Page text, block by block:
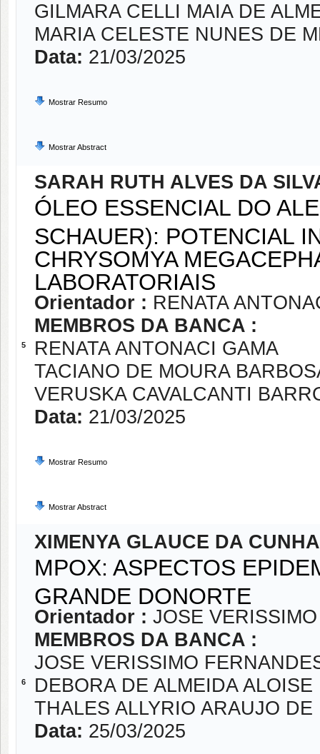
GILMARA CELLI MAIA DE
MARIA CELESTE NUNES DE
Data: 21/03/2025
Mostrar Resumo
Mostrar Abstract
5
SARAH RUTH ALVES DA
ÓLEO ESSENCIAL DO
SCHAUER): POTENCIAL
CHRYSOMYA
LABORATORIAIS
Orientador : RENATA
MEMBROS DA BANCA :
RENATA ANTONACI GAMA
TACIANO DE MOURA
VERUSKA CAVALCANTI
Data: 21/03/2025
Mostrar Resumo
Mostrar Abstract
6
XIMENYA GLAUCE DA
MPOX: ASPECTOS
GRANDE DONORTE
Orientador : JOSE
MEMBROS DA BANCA :
JOSE VERISSIMO
DEBORA DE ALMEIDA ALOISE
THALES ALLYRIO ARAUJO
Data: 25/03/2025